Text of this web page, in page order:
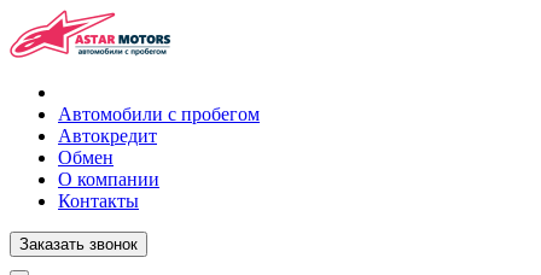
Автомобили с пробегом
Автокредит
Обмен
О компании
Контакты
Заказать звонок